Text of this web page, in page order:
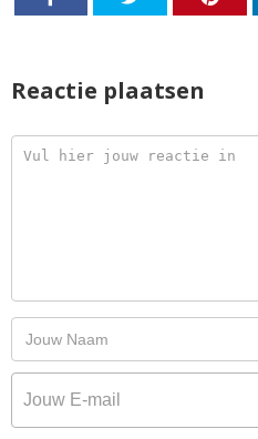
Reactie plaatsen